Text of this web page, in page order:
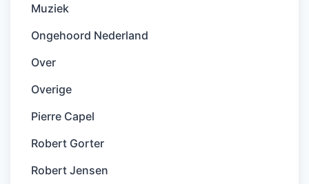
Muziek
Ongehoord Nederland
Over
Overige
Pierre Capel
Robert Gorter
Robert Jensen